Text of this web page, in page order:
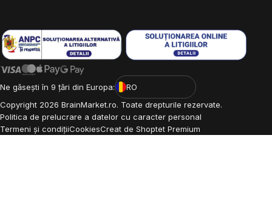
Ne găsești în 9 țări din Europa:
RO
Copyright 2026 BrainMarket.ro. Toate drepturile rezervate.
Politica de prelucrare a datelor cu caracter personal
Termeni și condițiiCookiesCreat de Shoptet Premium